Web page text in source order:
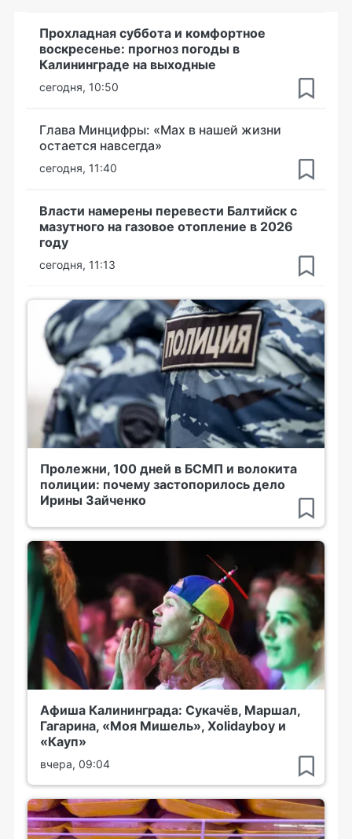
Прохладная суббота и комфортное
воскресенье: прогноз погоды в
Калининграде на выходные
сегодня, 10:50
Глава Минцифры: «Мах в нашей жизни
остается навсегда»
сегодня, 11:40
Власти намерены перевести Балтийск с
мазутного на газовое отопление в 2026
году
сегодня, 11:13
Пролежни, 100 дней в БСМП и волокита
полиции: почему застопорилось дело
Ирины Зайченко
Афиша Калининграда: Сукачёв, Маршал,
Гагарина, «Моя Мишель», Xolidayboy и
«Кауп»
вчера, 09:04